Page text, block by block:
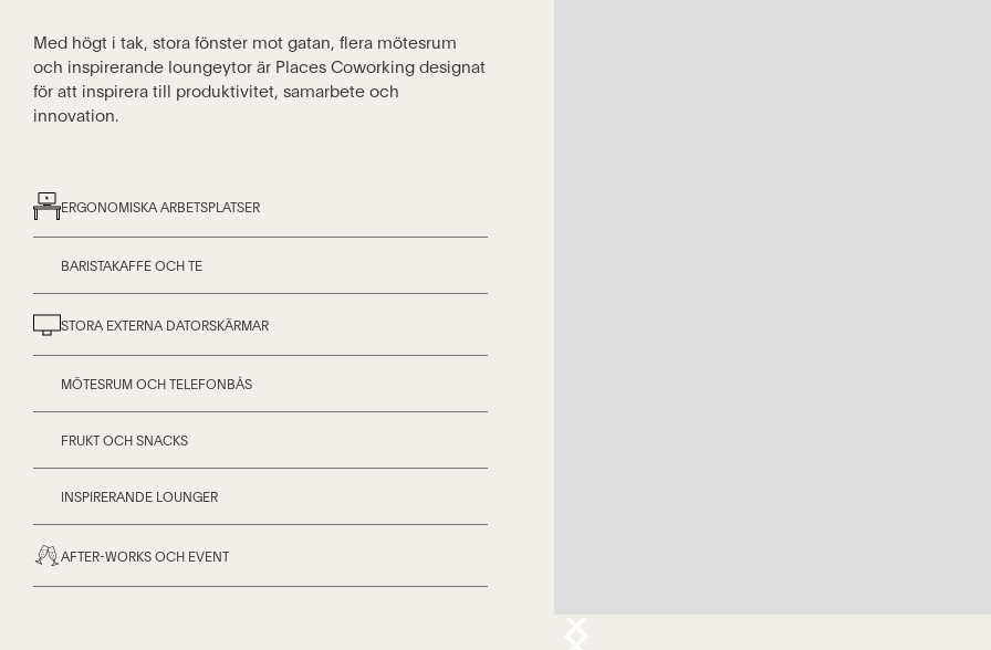
Med högt i tak, stora fönster mot gatan, flera mötesrum
och inspirerande loungeytor är Places Coworking designat
för att inspirera till produktivitet, samarbete och
innovation.
ERGONOMISKA ARBETSPLATSER
BARISTAKAFFE OCH TE
STORA EXTERNA DATORSKÄRMAR
MÖTESRUM OCH TELEFONBÅS
FRUKT OCH SNACKS
INSPIRERANDE LOUNGER
AFTER-WORKS OCH EVENT